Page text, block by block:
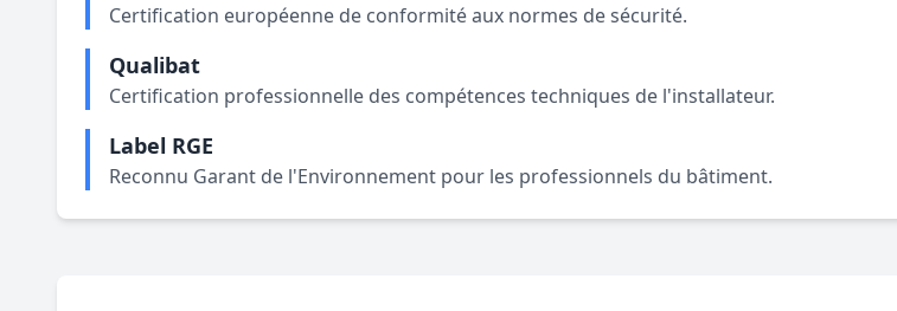
Certification européenne de conformité aux normes de sécurité.
Qualibat
Certification professionnelle des compétences techniques de l'installateur.
Label RGE
Reconnu Garant de l'Environnement pour les professionnels du bâtiment.